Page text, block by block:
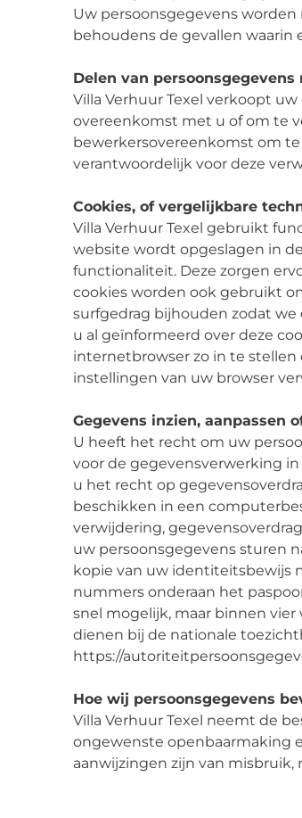
Uw persoonsgegevens
behoudens de gevallen
Delen van persoonsgegevens
Villa Verhuur Texel verkoopt
overeenkomst met u of om te
bewerkersovereenkomst om
verantwoordelijk voor deze
Cookies, of vergelijkbare
Villa Verhuur Texel gebruikt
website wordt opgeslagen in
functionaliteit. Deze zorgen
cookies worden ook gebruikt
surfgedrag bijhouden zodat
u al geïnformeerd over deze
internetbrowser zo in te stellen
instellingen van uw browser
Gegevens inzien, aanpassen
U heeft het recht om uw
voor de gegevensverwerking
u het recht op
beschikken in een
verwijdering,
uw persoonsgegevens sturen
kopie van uw identiteitsbewijs
nummers onderaan het
snel mogelijk, maar binnen
dienen bij de nationale
https://
Hoe wij persoonsgegevens
Villa Verhuur Texel neemt de
ongewenste openbaarmaking
aanwijzingen zijn van